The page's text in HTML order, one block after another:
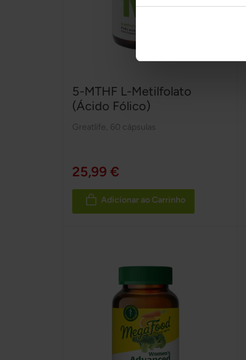
5-MTHF L-Metilfolato
(Ácido Fólico)
Greatlife 60 cápsulas
25,99 €
Adicionar ao Carrinho